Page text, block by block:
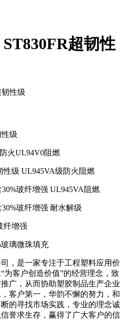
超韧性
性级
防火UL94V0阻燃
性级 UL945VA级防火阻燃
30%玻纤增强 UL945VA 阻燃
30%玻纤增强 耐水解级
纤增强
玻璃微珠填充
，是一家专注于工程塑料应用价
为客户创造价值”的经营理念，致
广，从而协助塑胶制品生产企业
客户第一，华韵不懈的努力，和
的寻找市场实践，专业的理念诚
誉求生存，赢得了广大客户的信